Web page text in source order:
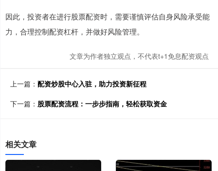
因此，投资者在进行股票配资时，需要谨慎评估自身风险承受能
力，合理控制配资杠杆，并做好风险管理。
文章为作者独立观点，不代表t+1免息配资观点
上一篇： 配资炒股中心入驻，助力投资新征程
下一篇： 股票配资流程：一步步指南，轻松获取资金
相关文章